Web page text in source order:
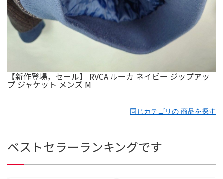
【新作登場，セール】 RVCA ルーカ ネイビー ジップアッ
プ ジャケット メンズ M
同じカテゴリの 商品を探す
ベストセラーランキングです